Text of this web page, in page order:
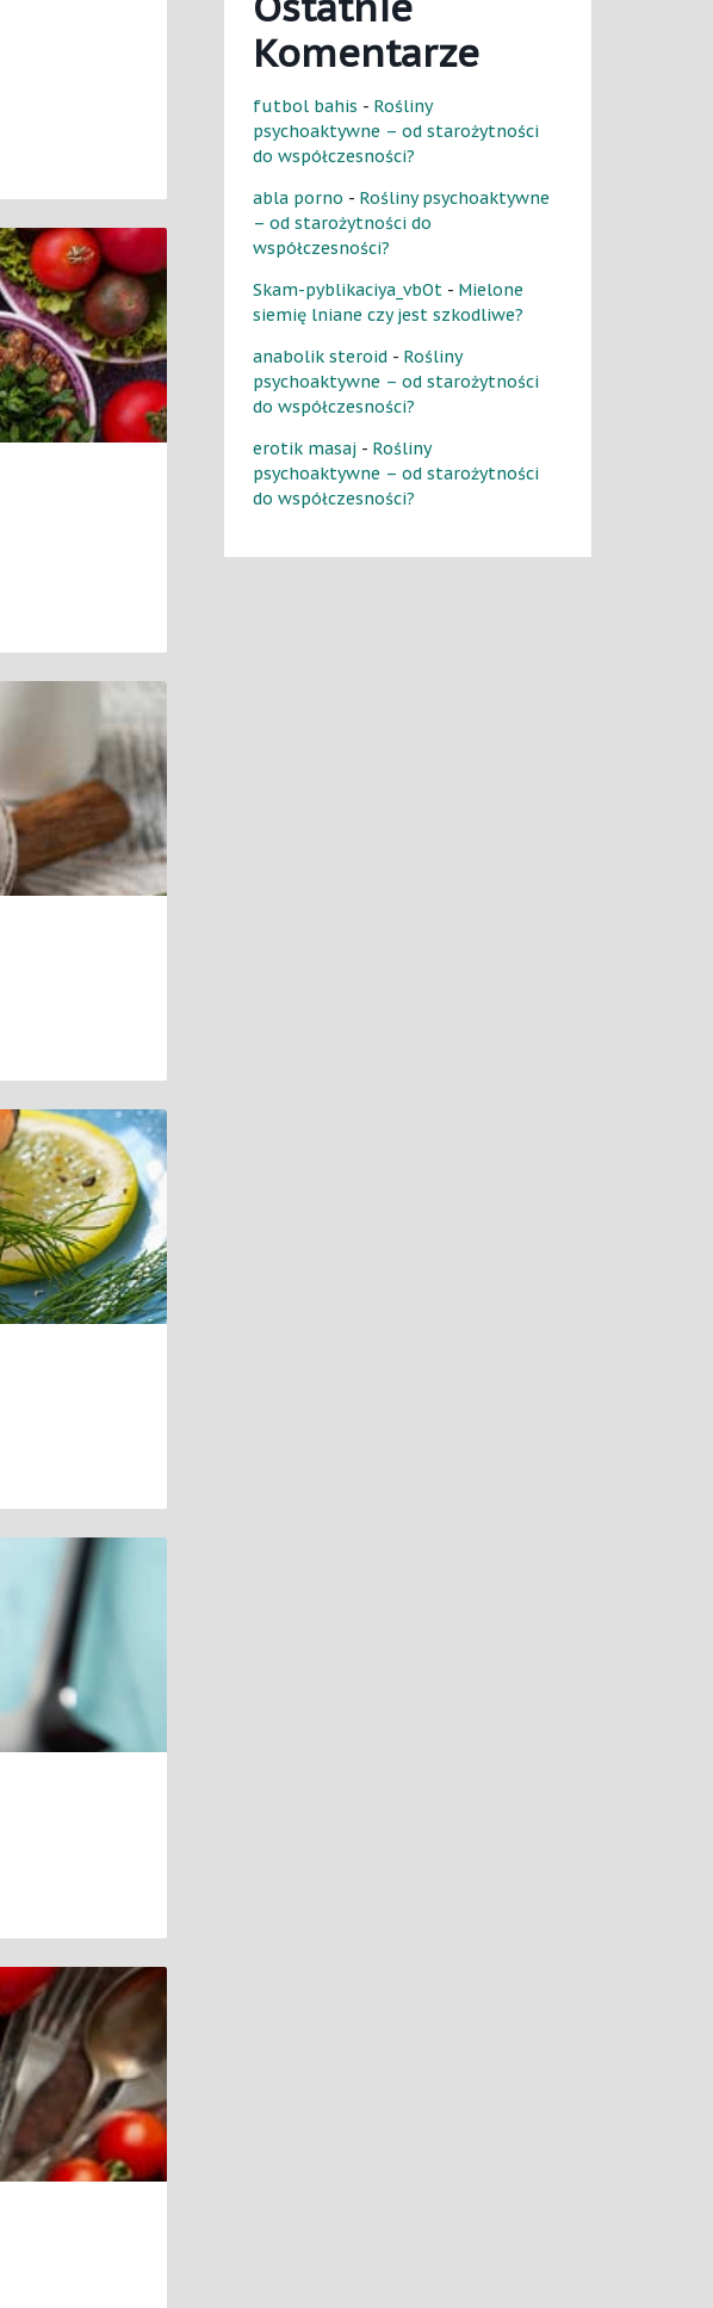
Komentarze
futbol bahis - Rośliny
psychoaktywne – od starożytności
do współczesności?
abla porno - Rośliny psychoaktywne
– od starożytności do
współczesności?
Skam-pyblikaciya_vbOt - Mielone
siemię lniane czy jest szkodliwe?
anabolik steroid - Rośliny
psychoaktywne – od starożytności
do współczesności?
erotik masaj - Rośliny
psychoaktywne – od starożytności
do współczesności?